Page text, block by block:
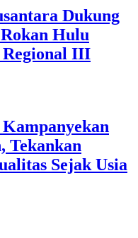
Dukung
Hulu
III
Tekankan
Sejak Usia